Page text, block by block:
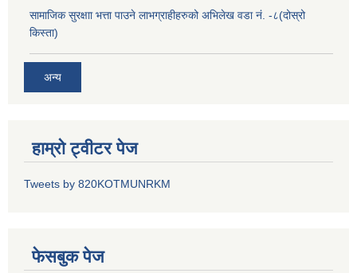
सामाजिक सुरक्षाा भत्ता पाउने लाभग्राहीहरुको अभिलेख वडा नं. -८(दोस्रो
किस्ता)
अन्य
हाम्रो ट्वीटर पेज
Tweets by 820KOTMUNRKM
फेसबुक पेज